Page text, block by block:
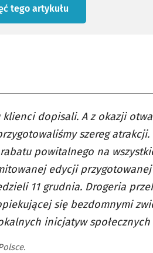
tego artykułu
klienci dopisali. A z okazji
szereg atrakcji.
powitalnego na
edycji
11 grudnia. Drogeria
się bezdomnymi
inicjatyw